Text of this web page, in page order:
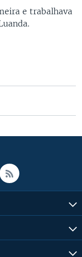
e trabalhava